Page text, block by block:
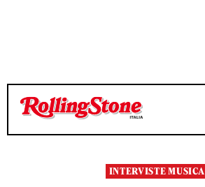
TEMPO DI LETTURA 8 MINUTI
TEMPO DI LETTURA 8 MINUTI
INTERVISTE MUSICA